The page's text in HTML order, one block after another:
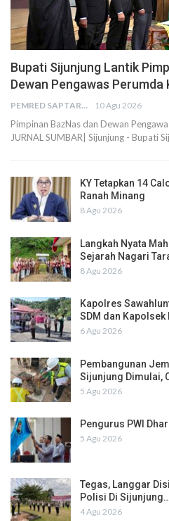
Bupati Sijunjung Lantik
Dewan Pengawas Perumda
PEMRED SAPTARIUS 10 Agu 2026
Pimpinan BazNas dan Dewan
JURNAL SUMBAR| Sijunjung - Bupati
KY Tetapkan 14
Ranah Minang
8 Agu 2026
Langkah Nyata
Sejarah Nagari
8 Agu 2026
Kapolres
SDM dan Kapolsek
6 Agu 2026
Pembangunan
Sijunjung Dimulai,
5 Agu 2026
Pengurus PWI
5 Agu 2026
Tegas, Langgar
Polisi Di Sijunjung…
4 Agu 2026